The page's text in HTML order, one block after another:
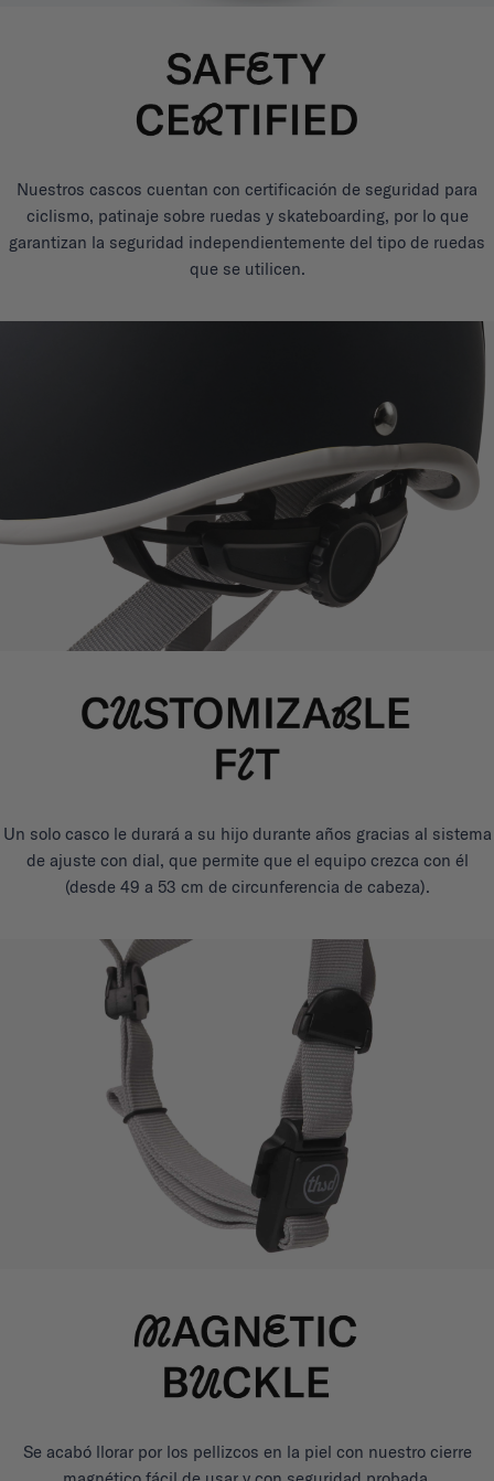
Nuestros cascos cuentan con certificación de seguridad para
ciclismo, patinaje sobre ruedas y skateboarding, por lo que
garantizan la seguridad independientemente del tipo de ruedas
que se utilicen.
Un solo casco le durará a su hijo durante años gracias al sistema
de ajuste con dial, que permite que el equipo crezca con él
(desde 49 a 53 cm de circunferencia de cabeza).
Se acabó llorar por los pellizcos en la piel con nuestro cierre